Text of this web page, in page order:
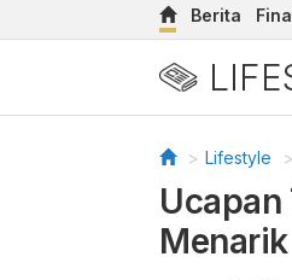
Berita
Lifestyle
Ucapan
Menarik